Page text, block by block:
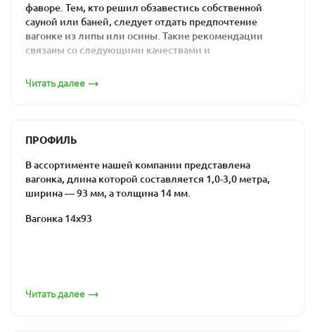
фаворе. Тем, кто решил обзавестись собственной
сауной или баней, следует отдать предпочтение
вагонке из липы или осины. Такие рекомендации
связаны со следующими качествами и
высокая влаго- и теплостойкость;
низкая теплопроводность;
эстетическая привлекательность вагонки из
осины.
Кстати, благодаря стойкости осины к влаге эту
колодцев, погребов и кровель.
из осины) от производителя, поэтому ее цена у нас
Читать далее
ПРОФИЛЬ
В ассортименте нашей компании представлена
вагонка, длина которой составляется 1,0-3,0 метра,
ширина — 93 мм, а толщина 14 мм.
Вагонка 14х93
Читать далее